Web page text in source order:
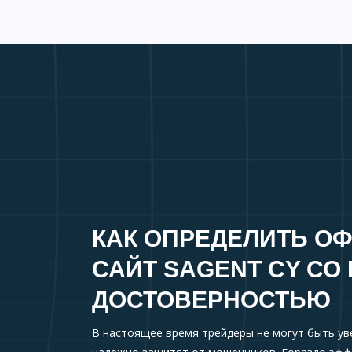
КАК ОПРЕДЕЛИТЬ
САЙТ SAGENT CY
ДОСТОВЕРНОСТЬЮ
В настоящее время трейдеры не могут быть